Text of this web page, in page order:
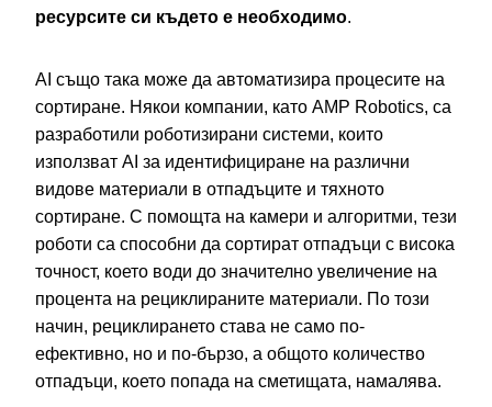
ресурсите си където е необходимо.
AI също така може да автоматизира процесите на
сортиране. Някои компании, като AMP Robotics, са
разработили роботизирани системи, които
използват AI за идентифициране на различни
видове материали в отпадъците и тяхното
сортиране. С помощта на камери и алгоритми, тези
роботи са способни да сортират отпадъци с висока
точност, което води до значително увеличение на
процента на рециклираните материали. По този
начин, рециклирането става не само по-
ефективно, но и по-бързо, а общото количество
отпадъци, което попада на сметищата, намалява.